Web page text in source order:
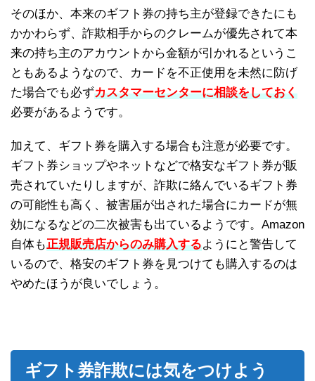
そのほか、本来のギフト券の持ち主が登録できたにも
かかわらず、詐欺相手からのクレームが優先されて本
来の持ち主のアカウントから金額が引かれるというこ
ともあるようなので、カードを不正使用を未然に防げ
た場合でも必ずカスタマーセンターに相談をしておく
必要があるようです。
加えて、ギフト券を購入する場合も注意が必要です。
ギフト券ショップやネットなどで格安なギフト券が販
売されていたりしますが、詐欺に絡んでいるギフト券
の可能性も高く、被害届が出された場合にカードが無
効になるなどの二次被害も出ているようです。Amazon
自体も正規販売店からのみ購入するようにと警告して
いるので、格安のギフト券を見つけても購入するのは
やめたほうが良いでしょう。
ギフト券詐欺には気をつけよう